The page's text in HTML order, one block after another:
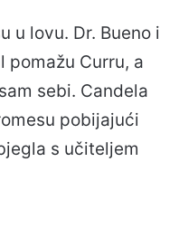
u lovu. Dr. Bueno i
pomažu Curru, a
sebi. Candela
pobijajući
s učiteljem